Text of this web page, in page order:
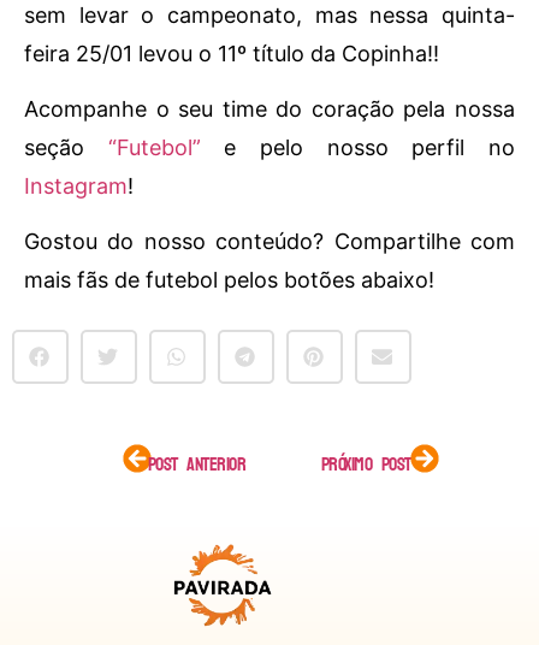
sem levar o campeonato, mas nessa quinta-
feira 25/01 levou o 11º título da Copinha!!
Acompanhe o seu time do coração pela nossa
seção “Futebol” e pelo nosso perfil no
Instagram!
Gostou do nosso conteúdo? Compartilhe com
mais fãs de futebol pelos botões abaixo!
POST ANTERIOR PRÓXIMO POST